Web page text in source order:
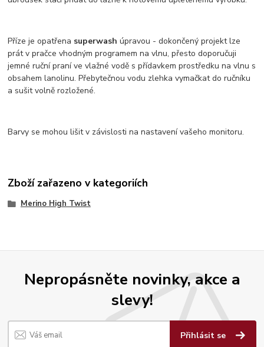
Příze je opatřena superwash úpravou - dokončený projekt lze
prát v pračce vhodným programem na vlnu, přesto doporučuji
jemné ruční praní ve vlažné vodě s přídavkem prostředku na vlnu s
obsahem lanolinu. Přebytečnou vodu zlehka vymačkat do ručníku
a sušit volně rozložené.
Barvy se mohou lišit v závislosti na nastavení vašeho monitoru.
Zboží zařazeno v kategoriích
Merino High Twist
Nepropásněte novinky, akce a
slevy!
Přihlásit se